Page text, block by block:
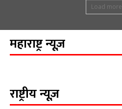
Load more
महाराष्ट्र न्यूज़
राष्ट्रीय न्यूज़